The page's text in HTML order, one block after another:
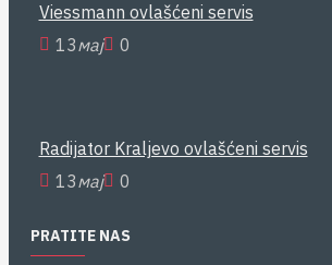
Viessmann ovlašćeni servis
13мај 0
Radijator Kraljevo ovlašćeni servis
13мај 0
PRATITE NAS